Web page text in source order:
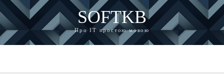
SOFTKB
Про ІТ простою мовою